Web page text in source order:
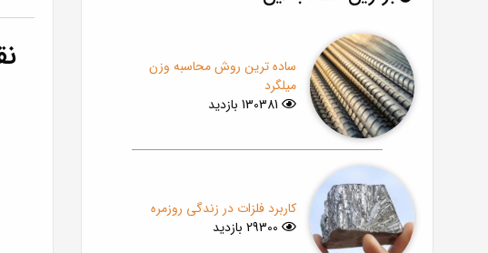
ساده ترین روش محاسبه وزن
میلگرد
کاربرد فلزات در زندگی روزمره